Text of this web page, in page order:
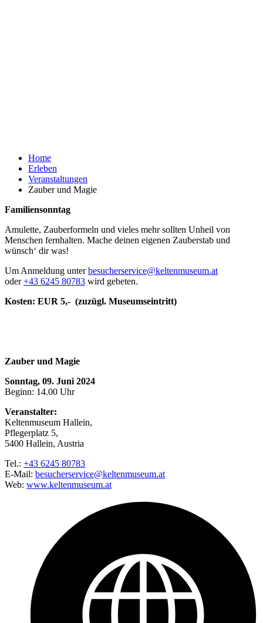
Home
Erleben
Veranstaltungen
Zauber und Magie
Familiensonntag
Amulette, Zauberformeln und vieles mehr sollten Unheil von
Menschen fernhalten. Mache deinen eigenen Zauberstab und
wünsch‘ dir was!
Um Anmeldung unterbesucherservice@keltenmuseum.at
oder+43 6245 80783 wird gebeten.
Kosten: EUR 5,- (zuzügl. Museumseintritt)
Zauber und Magie
Sonntag, 09. Juni 2024
Beginn: 14.00 Uhr
Veranstalter:
Keltenmuseum Hallein,
Pflegerplatz 5,
5400 Hallein, Austria
Tel.: +43 6245 80783
E-Mail: besucherservice@keltenmuseum.at
Web: www.keltenmuseum.at